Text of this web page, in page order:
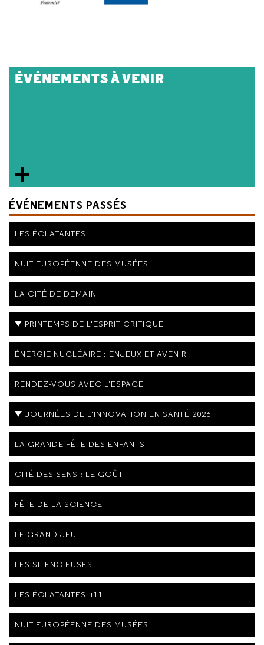
ÉVÉNEMENTS À VENIR
ÉVÉNEMENTS PASSÉS
LES ÉCLATANTES
NUIT EUROPÉENNE DES MUSÉES
LA CITÉ DE DEMAIN
PRINTEMPS DE L'ESPRIT CRITIQUE
ÉNERGIE NUCLÉAIRE : ENJEUX ET AVENIR
RENDEZ-VOUS AVEC L’ESPACE
JOURNÉES DE L'INNOVATION EN SANTÉ 2026
LA GRANDE FÊTE DES ENFANTS
CITÉ DES SENS : LE GOÛT
FÊTE DE LA SCIENCE
LE GRAND JEU
LES SILENCIEUSES
LES ÉCLATANTES #11
NUIT EUROPÉENNE DES MUSÉES